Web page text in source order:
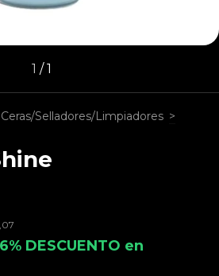
1 /1
Ceras/Selladores/Limpiadores >
DESCUENTO en